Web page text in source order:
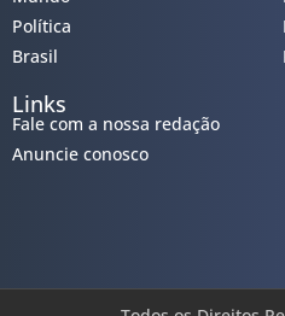
Política
Brasil
Links
Fale com a nossa redação
Anuncie conosco